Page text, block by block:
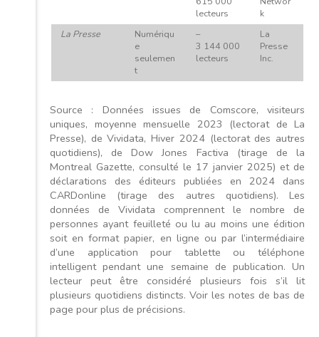
lecteurs
k
La Presse
Numériqu
e
seulemen
t
–
3 144 000
lecteurs
La
Presse
Inc.
Source : Données issues de Comscore, visiteurs
uniques, moyenne mensuelle 2023 (lectorat de La
Presse), de Vividata, Hiver 2024 (lectorat des autres
quotidiens), de Dow Jones Factiva (tirage de la
Montreal Gazette, consulté le 17 janvier 2025) et de
déclarations des éditeurs publiées en 2024 dans
CARDonline (tirage des autres quotidiens). Les
données de Vividata comprennent le nombre de
personnes ayant feuilleté ou lu au moins une édition
soit en format papier, en ligne ou par l’intermédiaire
d’une application pour tablette ou téléphone
intelligent pendant une semaine de publication. Un
lecteur peut être considéré plusieurs fois s’il lit
plusieurs quotidiens distincts. Voir les notes de bas de
page pour plus de précisions.